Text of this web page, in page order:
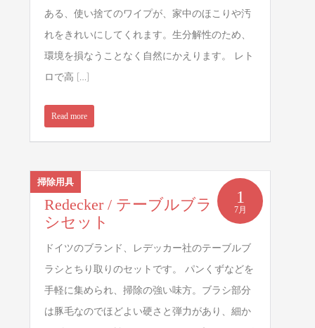
ある、使い捨てのワイプが、家中のほこりや汚
れをきれいにしてくれます。生分解性のため、
環境を損なうことなく自然にかえります。 レト
ロで高 […]
Read more
掃除用具
1
7月
Redecker / テーブルブラ
シセット
ドイツのブランド、レデッカー社のテーブルブ
ラシとちり取りのセットです。 パンくずなどを
手軽に集められ、掃除の強い味方。ブラシ部分
は豚毛なのでほどよい硬さと弾力があり、細か